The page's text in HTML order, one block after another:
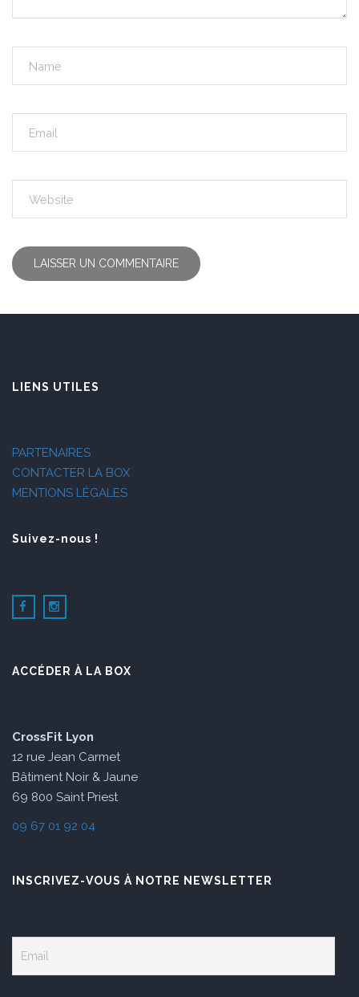
LIENS UTILES
PARTENAIRES
CONTACTER LA BOX
MENTIONS LÉGALES
Suivez-nous !
ACCÉDER À LA BOX
CrossFit Lyon
12 rue Jean Carmet
Bâtiment Noir & Jaune
69 800 Saint Priest
09 67 01 92 04
INSCRIVEZ-VOUS À NOTRE NEWSLETTER